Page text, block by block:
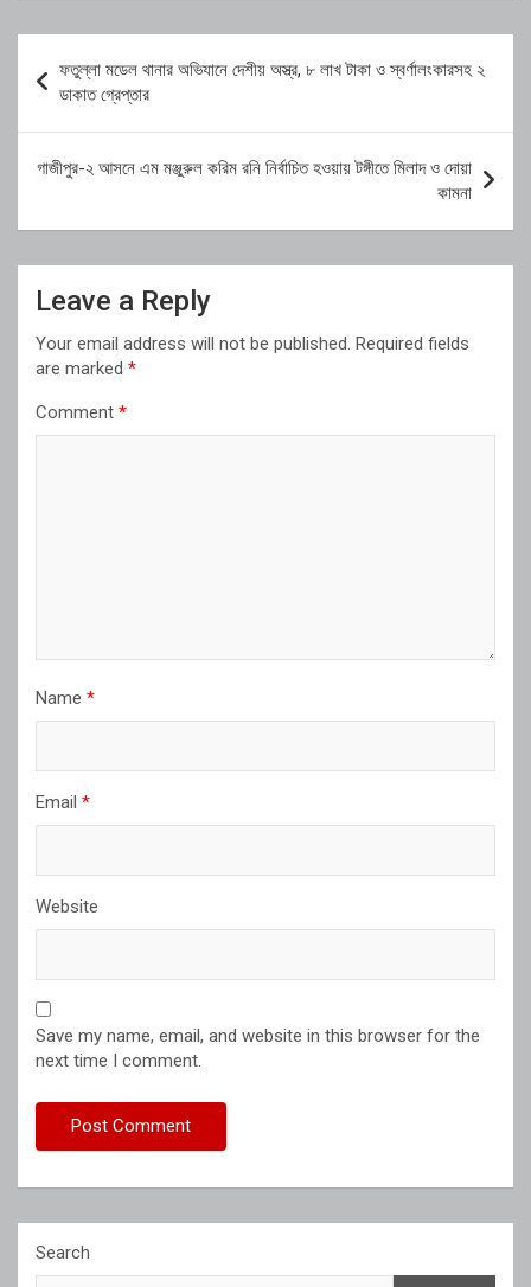
navigation
ফতুল্লা মডেল থানার অভিযানে দেশীয় অস্ত্র, ৮ লাখ টাকা ও স্বর্ণালংকারসহ ২
ডাকাত গ্রেপ্তার
গাজীপুর-২ আসনে এম মঞ্জুরুল করিম রনি নির্বাচিত হওয়ায় টঙ্গীতে মিলাদ ও দোয়া
কামনা
Leave a Reply
Your email address will not be published. Required fields
are marked *
Comment *
Name *
Email *
Website
Save my name, email, and website in this browser for the
next time I comment.
Search